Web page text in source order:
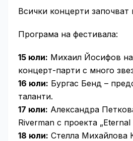
Всички концерти започват
Програма на фестивала:
15 юли: Михаил Йосифов
концерт-парти с много
16 юли: Бургас Бенд –
таланти.
17 юли: Александра
Riverman с проекта „Eternal
18 юли: Стелла Михайлова